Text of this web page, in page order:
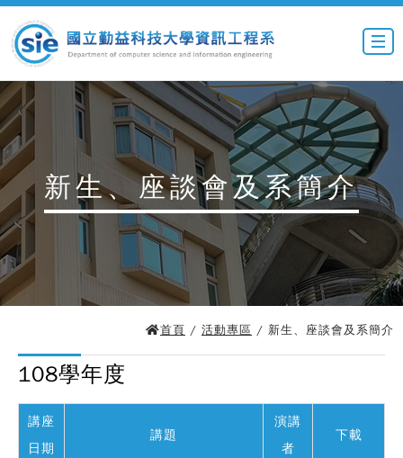
新生、座談會及系簡介
首頁 / 活動專區 / 新生、座談會及系簡介
108學年度
講座
日期
講題
演講
者
下載